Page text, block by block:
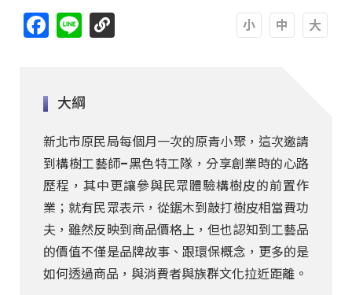
Facebook
Line
大綱
新北市原民局每個月一次的原青小聚，這次邀請
到構樹工藝師–黑色特工隊，分享創業時的心路
歷程，其中更讓參與民眾體驗構樹皮的前置作
業；就有民眾表示，從鋸木到敲打樹皮相當費功
夫，雖然反映到商品價格上，但也認知到工藝品
的價值不僅是品牌故事、跟環保概念，更多的是
如何透過商品，與消費者與族群文化拉近距離。